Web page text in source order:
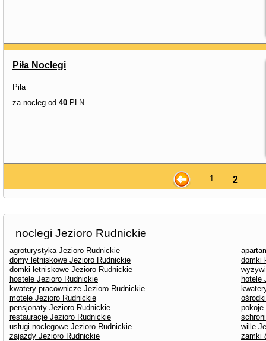
Piła Noclegi
Piła
za nocleg od 40 PLN
1 2
noclegi Jezioro Rudnickie
agroturystyka Jezioro Rudnickie
domy letniskowe Jezioro Rudnickie
domki
domki letniskowe Jezioro Rudnickie
hostele Jezioro Rudnickie
hotele
kwatery pracownicze Jezioro Rudnickie
motele Jezioro Rudnickie
pensjonaty Jezioro Rudnickie
pokoje
restauracje Jezioro Rudnickie
usługi noclegowe Jezioro Rudnickie
wille
zajazdy Jezioro Rudnickie
zamki